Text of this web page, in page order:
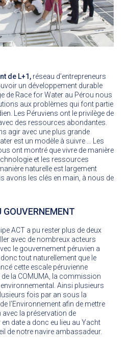
de L+1, réseau d’entrepreneurs
un développement durable
de Race for Water au Pérou nous
aux problèmes qui font partie
Les Péruviens ont le privilège de
des ressources abondantes.
agir avec une plus grande
est un modèle à suivre … Les
ont montré que vivre de manière
et les ressources
naturelle est largement
avons les clés en main, à nous de
GOUVERNEMENT
ACT a pu rester plus de deux
avec de nombreux acteurs
le gouvernement péruvien a
tout naturellement que le
cette escale péruvienne
la COMUMA, la commission
Ainsi plusieurs
fois par an sous la
l’Environnement afin de mettre
avec la préservation de
en date a donc eu lieu au Yacht
de notre navire ambassadeur.